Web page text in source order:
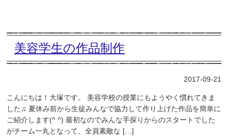
美容学生の作品制作
2017-09-21
こんにちは！大塚です。 美容学校の授業にもようやく慣れてきま
した♫ 夏休み前から生徒みんなで協力して作り上げた作品を簡単に
ご紹介します(^ ^) 最初なのでみんな手探りからのスタートでした
がチーム一丸となって、全員素敵な […]